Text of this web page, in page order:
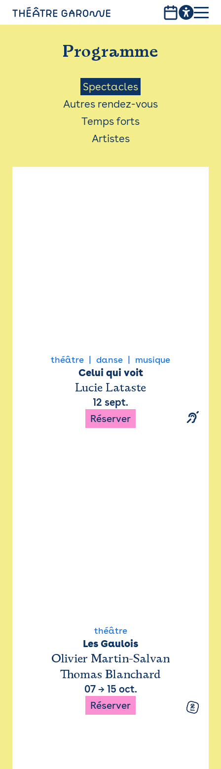
PROGRAMME
INFOS PRATIQUES
AVEC LES PUBLICS
ACCESSIBILITÉ
LES PRODUCTIONS
Programme
Menu
Saison
Spectacles
Autres rendez-vous
Temps forts
Artistes
théâtre danse musique
Celui qui voit
Lucie Lataste
12 sept.
Réserver
théâtre
Les Gaulois
Olivier Martin-Salvan
Thomas Blanchard
07→ 15 oct.
Réserver